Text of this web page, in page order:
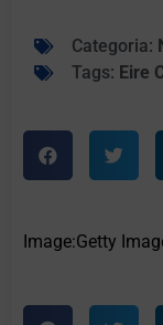
Categoria:
Tags: Eire
Image:Getty